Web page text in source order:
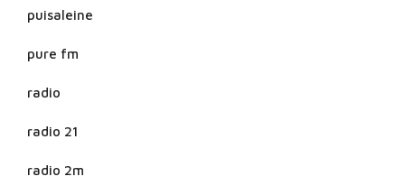
puisaleine
pure fm
radio
radio 21
radio 2m